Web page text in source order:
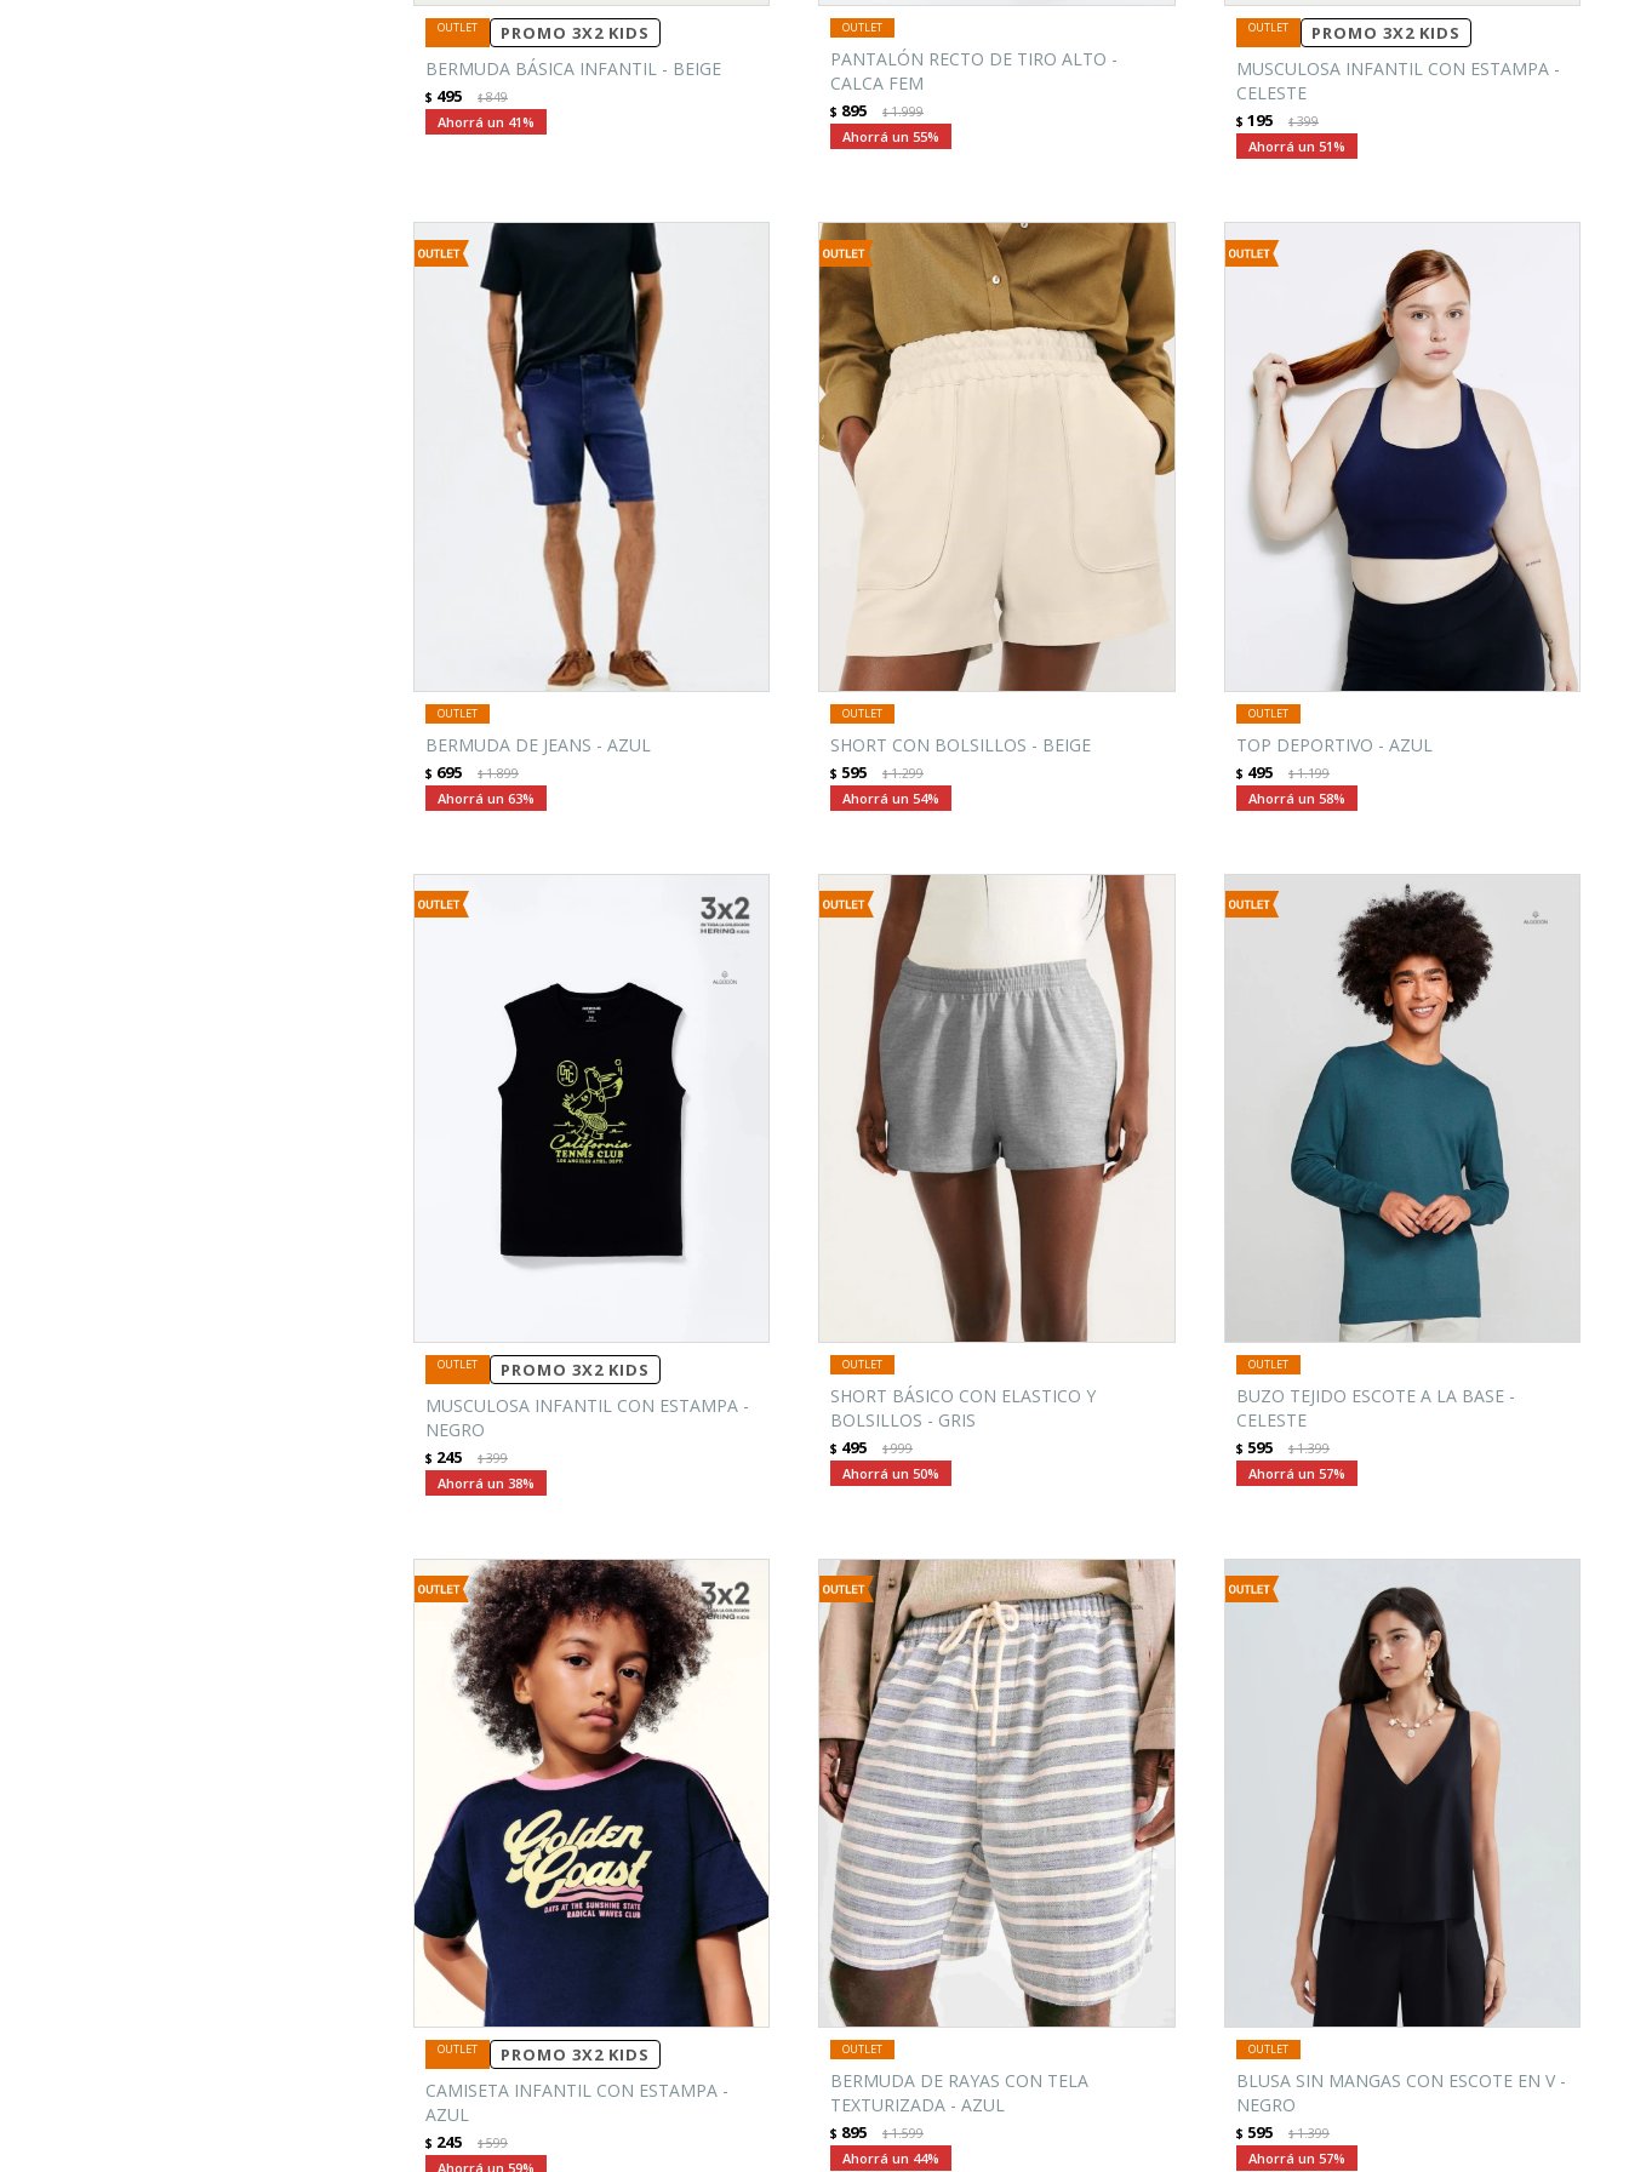
PROMO 3X2 KIDS
BERMUDA BÁSICA INFANTIL - BEIGE
$ 495 $849
41
PANTALÓN RECTO DE TIRO ALTO -
CALCA FEM
$ 895 $1.999
55
PROMO 3X2 KIDS
MUSCULOSA INFANTIL CON ESTAMPA -
CELESTE
$ 195 $399
51
BERMUDA DE JEANS - AZUL
$ 695 $1.899
63
SHORT CON BOLSILLOS - BEIGE
$ 595 $1.299
54
TOP DEPORTIVO - AZUL
$ 495 $1.199
58
PROMO 3X2 KIDS
MUSCULOSA INFANTIL CON ESTAMPA -
NEGRO
$ 245 $399
38
SHORT BÁSICO CON ELASTICO Y
BOLSILLOS - GRIS
$ 495 $999
50
BUZO TEJIDO ESCOTE A LA BASE -
CELESTE
$ 595 $1.399
57
PROMO 3X2 KIDS
CAMISETA INFANTIL CON ESTAMPA -
AZUL
$ 245 $599
59
BERMUDA DE RAYAS CON TELA
TEXTURIZADA - AZUL
$ 895 $1.599
44
BLUSA SIN MANGAS CON ESCOTE EN V -
NEGRO
$ 595 $1.399
57